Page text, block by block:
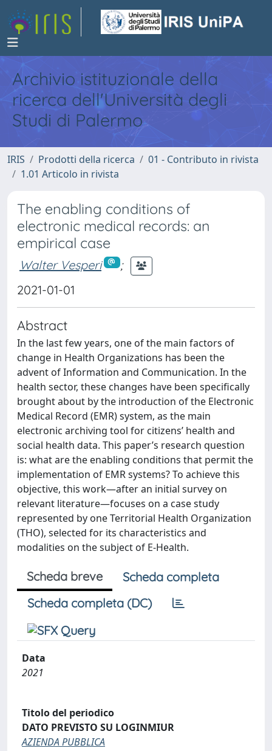
Archivio istituzionale della
ricerca dell'Università degli
Studi di Palermo
IRIS Prodotti della ricerca
01 - Contributo in rivista
1.01 Articolo in rivista
The enabling conditions of
electronic medical records: an
empirical case
Walter Vesperi
;
2021-01-01
Abstract
In the last few years, one of the main factors of
change in Health Organizations has been the
advent of Information and Communication. In the
health sector, these changes have been specifically
brought about by the introduction of the Electronic
Medical Record (EMR) system, as the main
electronic archiving tool for citizens’ health and
social health data. This paper’s research question
is: what are the enabling conditions that permit the
implementation of EMR systems? To achieve this
objective, this work—after an initial survey on
relevant literature—focuses on a case study
represented by one Territorial Health Organization
(THO), selected for its characteristics and
modalities on the subject of E-Health.
Scheda breve
Scheda completa
Scheda completa (DC)
Data
2021
Titolo del periodico
DATO PREVISTO SU LOGINMIUR
AZIENDA PUBBLICA